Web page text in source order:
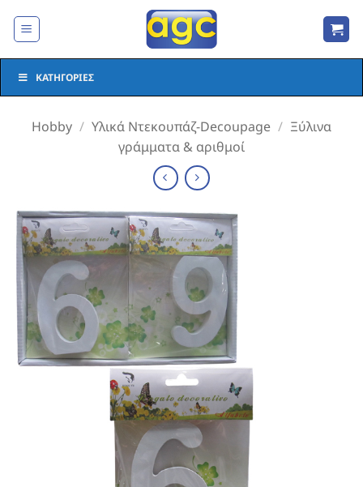
στο
ΚΑΤΗΓΟΡΊΕΣ
Hobby / Υλικά Ντεκουπάζ-Decoupage / Ξύλινα
γράμματα & αριθμοί